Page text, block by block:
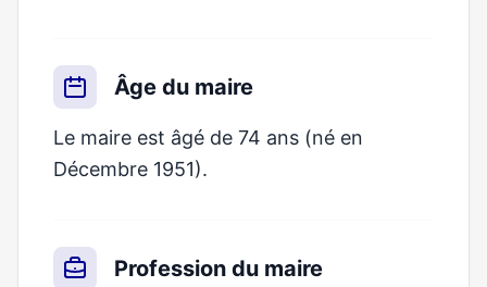
Âge du maire
Le maire est âgé de 74 ans (né en
Décembre 1951).
Profession du maire